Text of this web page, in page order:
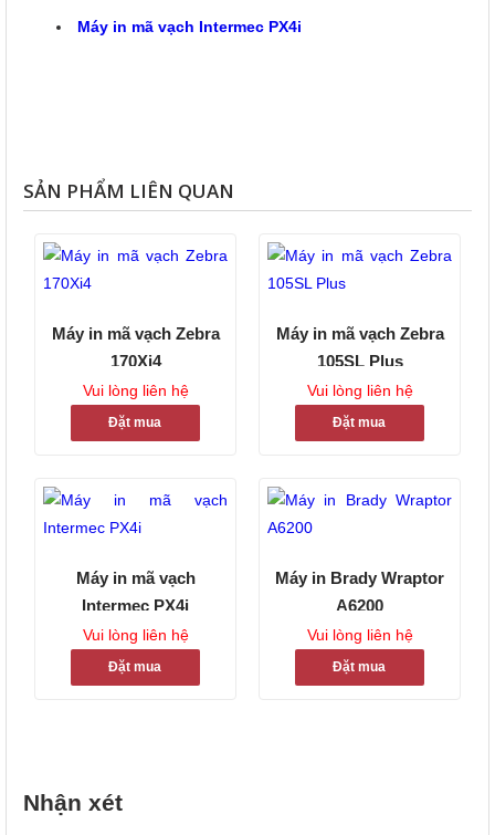
Máy in mã vạch Intermec PX4i
SẢN PHẨM LIÊN QUAN
Máy in mã vạch Zebra
170Xi4
Vui lòng liên hệ
Đặt mua
Máy in mã vạch Zebra
105SL Plus
Vui lòng liên hệ
Đặt mua
Máy in mã vạch
Intermec PX4i
Vui lòng liên hệ
Đặt mua
Máy in Brady Wraptor
A6200
Vui lòng liên hệ
Đặt mua
Nhận xét